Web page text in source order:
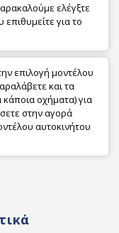
ελέγξτε
για το
επιλογή μοντέλου
και τα
κάποια οχήματα) για
στην αγορά
αυτοκινήτου